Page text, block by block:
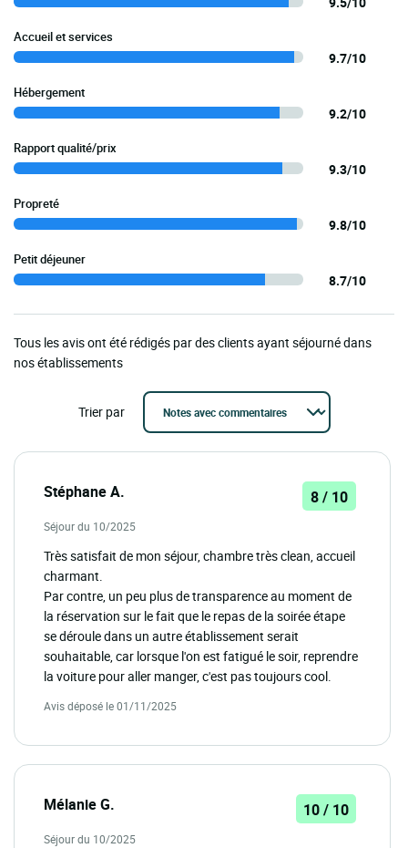
Accueil et services
9.7/10
Hébergement
9.2/10
Rapport qualité/prix
9.3/10
Propreté
9.8/10
Petit déjeuner
8.7/10
Tous les avis ont été rédigés par des clients ayant séjourné dans
nos établissements
Trier par
Stéphane A. 8 / 10
Séjour du 10/2025
Très satisfait de mon séjour, chambre très clean, accueil
charmant.
Par contre, un peu plus de transparence au moment de
la réservation sur le fait que le repas de la soirée étape
se déroule dans un autre établissement serait
souhaitable, car lorsque l'on est fatigué le soir, reprendre
la voiture pour aller manger, c'est pas toujours cool.
Avis déposé le 01/11/2025
Mélanie G. 10 / 10
Séjour du 10/2025